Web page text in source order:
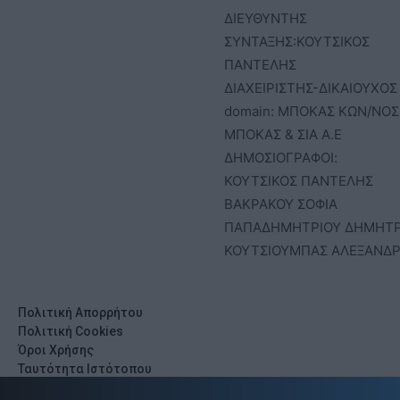
ΔΙΕΥΘΥΝΤΗΣ
ΣΥΝΤΑΞΗΣ:ΚΟΥΤΣΙΚΟΣ
ΠΑΝΤΕΛΗΣ
ΔΙΑΧΕΙΡΙΣΤΗΣ-ΔΙΚΑΙΟΥΧΟΣ
domain: ΜΠΟΚΑΣ ΚΩΝ/ΝΟΣ
ΜΠΟΚΑΣ & ΣΙΑ Α.Ε
ΔΗΜΟΣΙΟΓΡΑΦΟΙ:
ΚΟΥΤΣΙΚΟΣ ΠΑΝΤΕΛΗΣ
ΒΑΚΡΑΚΟΥ ΣΟΦΙΑ
ΠΑΠΑΔΗΜΗΤΡΙΟΥ
ΚΟΥΤΣΙΟΥΜΠΑΣ
Πολιτική Απορρήτου
Πολιτική Cookies
Όροι Χρήσης
Ταυτότητα Ιστότοπου